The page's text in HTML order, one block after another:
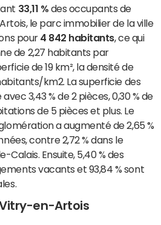
33,11 % des occupants de
le parc immobilier de la ville
pour 4 842 habitants, ce qui
de 2,27 habitants par
de 19 km², la densité de
km2. La superficie des
3,43 % de 2 pièces, 0,30 % de
de 5 pièces et plus. Le
a augmenté de 2,65 %
contre 2,72 % dans le
Ensuite, 5,40 % des
vacants et 93,84 % sont
en-Artois